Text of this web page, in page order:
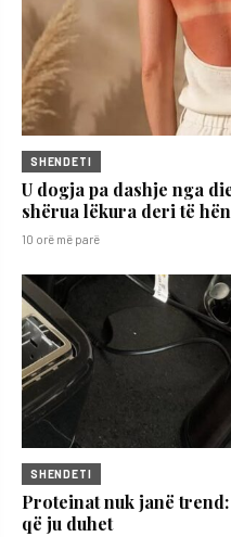
SHENDETI
U dogja pa dashje nga
shërua lëkura deri të
10 orë më parë
SHENDETI
Proteinat nuk janë
që ju duhet